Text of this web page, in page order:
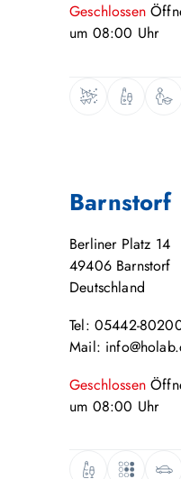
Geschlossen
um 08:00 Uhr
Barnstorf
Berliner Platz 14
49406 Barnstorf
Deutschland
Tel: 05442-
Mail:
Geschlossen
um 08:00 Uhr